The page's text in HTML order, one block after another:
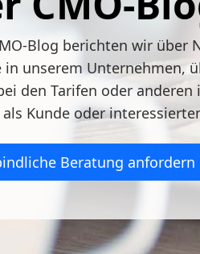
Blog berichten wir über
in unserem Unternehmen,
den Tarifen oder
Kunde oder
Beratung anfordern